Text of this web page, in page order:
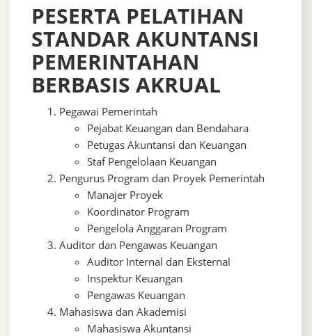
PESERTA PELATIHAN
STANDAR AKUNTANSI
PEMERINTAHAN
BERBASIS AKRUAL
Pegawai Pemerintah
Pejabat Keuangan dan Bendahara
Petugas Akuntansi dan Keuangan
Staf Pengelolaan Keuangan
Pengurus Program dan Proyek Pemerintah
Manajer Proyek
Koordinator Program
Pengelola Anggaran Program
Auditor dan Pengawas Keuangan
Auditor Internal dan Eksternal
Inspektur Keuangan
Pengawas Keuangan
Mahasiswa dan Akademisi
Mahasiswa Akuntansi